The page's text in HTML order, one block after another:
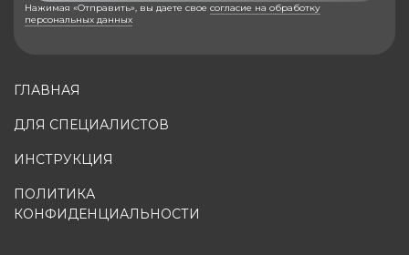
ГЛАВНАЯ
ДЛЯ СПЕЦИАЛИСТОВ
ИНСТРУКЦИЯ
ПОЛИТИКА
КОНФИДЕНЦИАЛЬНОСТИ
Нажимая «Отправить», вы даете свое согласие на обработку
персональных данных